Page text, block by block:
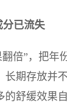
分已流失
倍”，把
期存放并
的舒缓效果